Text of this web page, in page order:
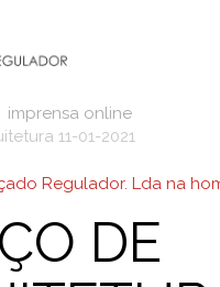
imprensa online
11-01-2021
DE